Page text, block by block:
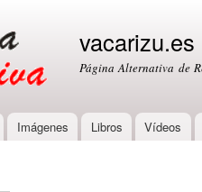
vacarizu.es
Página Alternativa de
Imágenes Libros Vídeos